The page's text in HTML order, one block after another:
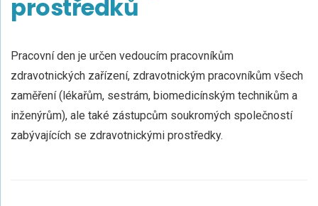
prostředků
Pracovní den je určen vedoucím pracovníkům
zdravotnických zařízení, zdravotnickým pracovníkům všech
zaměření (lékařům, sestrám, biomedicínským technikům a
inženýrům), ale také zástupcům soukromých společností
zabývajících se zdravotnickými prostředky.